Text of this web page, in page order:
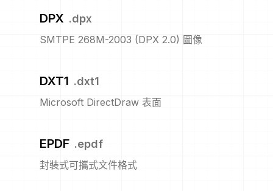
DPX .dpx
SMTPE 268M-2003 (DPX 2.0) 圖像
DXT1 .dxt1
Microsoft DirectDraw 表面
EPDF .epdf
封裝式可攜式文件格式